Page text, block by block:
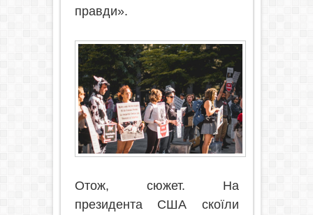
правди».
Отож, сюжет. На
президента США скоїли